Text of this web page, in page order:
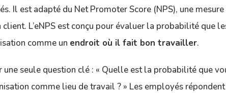
Il est adapté du Net Promoter Score (NPS), une
L’eNPS est conçu pour évaluer la probabilité que
comme un endroit où il fait bon travailler.
une seule question clé : « Quelle est la probabilité que
comme lieu de travail ? » Les employés répondent